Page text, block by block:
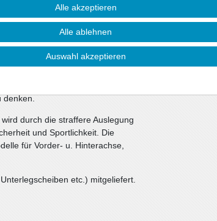
Material "Polyurethane"
langlebiger als herkömmliche
denken.
durch die straffere Auslegung
und Sportlichkeit. Die
für Vorder- u. Hinterachse,
etc.) mitgeliefert.
Alle akzeptieren
Alle ablehnen
Auswahl akzeptieren